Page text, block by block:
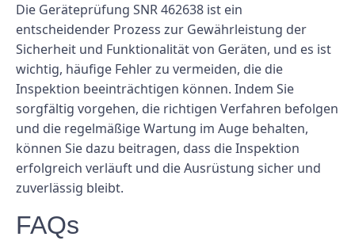
Die Geräteprüfung SNR 462638 ist ein
entscheidender Prozess zur Gewährleistung der
Sicherheit und Funktionalität von Geräten, und es ist
wichtig, häufige Fehler zu vermeiden, die die
Inspektion beeinträchtigen können. Indem Sie
sorgfältig vorgehen, die richtigen Verfahren befolgen
und die regelmäßige Wartung im Auge behalten,
können Sie dazu beitragen, dass die Inspektion
erfolgreich verläuft und die Ausrüstung sicher und
zuverlässig bleibt.
FAQs